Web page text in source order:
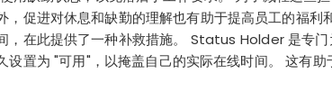
促进对休息和缺勤的理解也有助于提高员工的福
，在此提供了一种补救措施。 Status Holder 是
置为 "可用"，以掩盖自己的实际在线时间。 这有